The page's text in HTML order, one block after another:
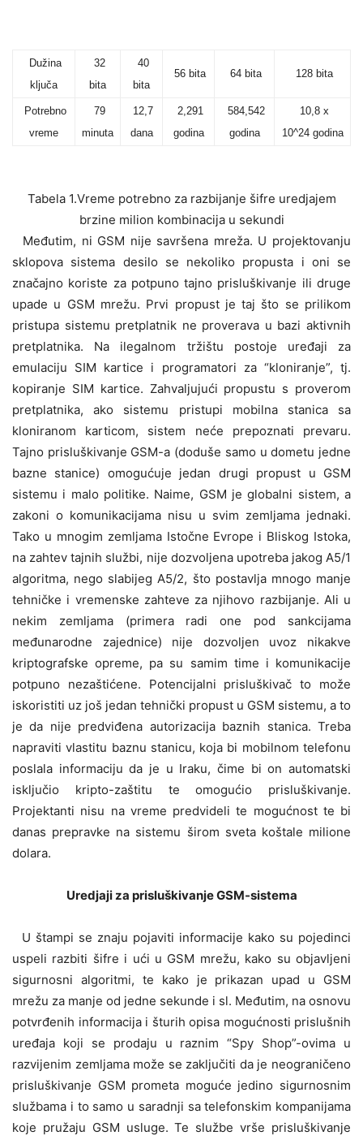
Dužina
ključa
32
bita
40
bita
56 bita 64 bita 128 bita
Potrebno
vreme
79
minuta
12,7
dana
2,291
godina
584,542
godina
10,8 x
10^24 godina
Tabela 1.Vreme potrebno za razbijanje šifre uredjajem
brzine milion kombinacija u sekundi
Međutim, ni GSM nije savršena mreža. U projektovanju
sklopova sistema desilo se nekoliko propusta i oni se
značajno koriste za potpuno tajno prisluškivanje ili druge
upade u GSM mrežu. Prvi propust je taj što se prilikom
pristupa sistemu pretplatnik ne proverava u bazi aktivnih
pretplatnika. Na ilegalnom tržištu postoje uređaji za
emulaciju SIM kartice i programatori za “kloniranje”, tj.
kopiranje SIM kartice. Zahvaljujući propustu s proverom
pretplatnika, ako sistemu pristupi mobilna stanica sa
kloniranom karticom, sistem neće prepoznati prevaru.
Tajno prisluškivanje GSM-a (doduše samo u dometu jedne
bazne stanice) omogućuje jedan drugi propust u GSM
sistemu i malo politike. Naime, GSM je globalni sistem, a
zakoni o komunikacijama nisu u svim zemljama jednaki.
Tako u mnogim zemljama Istočne Evrope i Bliskog Istoka,
na zahtev tajnih službi, nije dozvoljena upotreba jakog A5/1
algoritma, nego slabijeg A5/2, što postavlja mnogo manje
tehničke i vremenske zahteve za njihovo razbijanje. Ali u
nekim zemljama (primera radi one pod sankcijama
međunarodne zajednice) nije dozvoljen uvoz nikakve
kriptografske opreme, pa su samim time i komunikacije
potpuno nezaštićene. Potencijalni prisluškivač to može
iskoristiti uz još jedan tehnički propust u GSM sistemu, a to
je da nije predviđena autorizacija baznih stanica. Treba
napraviti vlastitu baznu stanicu, koja bi mobilnom telefonu
poslala informaciju da je u Iraku, čime bi on automatski
isključio kripto-zaštitu te omogućio prisluškivanje.
Projektanti nisu na vreme predvideli te mogućnost te bi
danas prepravke na sistemu širom sveta koštale milione
dolara.
Uredjaji za prisluškivanje GSM-sistema
U štampi se znaju pojaviti informacije kako su pojedinci
uspeli razbiti šifre i ući u GSM mrežu, kako su objavljeni
sigurnosni algoritmi, te kako je prikazan upad u GSM
mrežu za manje od jedne sekunde i sl. Međutim, na osnovu
potvrđenih informacija i šturih opisa mogućnosti prislušnih
uređaja koji se prodaju u raznim “Spy Shop”-ovima u
razvijenim zemljama može se zaključiti da je neograničeno
prisluškivanje GSM prometa moguće jedino sigurnosnim
službama i to samo u saradnji sa telefonskim kompanijama
koje pružaju GSM usluge. Te službe vrše prisluškivanje